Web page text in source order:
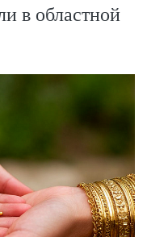
в областной